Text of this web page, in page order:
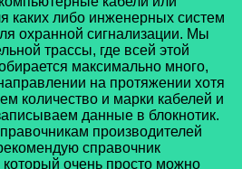
каких либо инженерных систем
охранной сигнализации. Мы
трассы, где всей этой
максимально много,
на протяжении хотя
количество и марки кабелей и
данные в блокнотик.
производителей
справочник
который очень просто можно